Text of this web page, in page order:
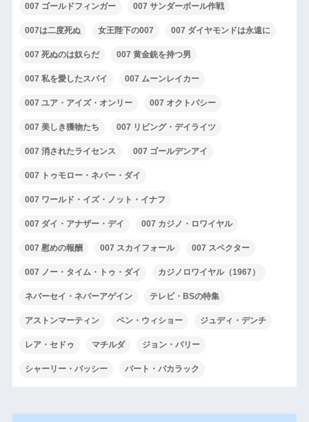
007 ゴールドフィンガー 007 サンダーボール作戦
007は二度死ぬ 女王陛下の007 007 ダイヤモンドは永遠に
007 死ぬのは奴らだ 007 黄金銃を持つ男
007 私を愛したスパイ 007 ムーンレイカー
007 ユア・アイズ・オンリー 007 オクトパシー
007 美しき獲物たち 007 リビング・デイライツ
007 消されたライセンス 007 ゴールデンアイ
007 トゥモロー・ネバー・ダイ
007 ワールド・イズ・ノット・イナフ
007 ダイ・アナザー・デイ 007 カジノ・ロワイヤル
007 慰めの報酬 007 スカイフォール 007 スペクター
007 ノー・タイム・トゥ・ダイ カジノロワイヤル（1967）
ネバーセイ・ネバーアゲイン テレビ・BSの特集
アストンマーティン ベン・ウィショー ジュディ・デンチ
レア・セドゥ マチルダ ジョン・バリー
シャーリー・バッシー バート・バカラック